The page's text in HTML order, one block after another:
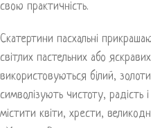
свою практичність.
Скатертини пасхальні
світлих пастельних або
використовуються білий,
символізують чистоту,
містити квіти, хрести,